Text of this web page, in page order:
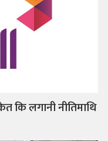
कि लगानी नीतिमाथि